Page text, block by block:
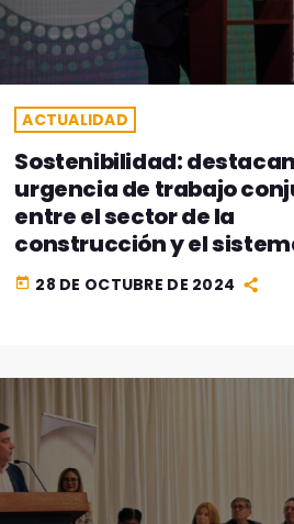
ACTUALIDAD
Sostenibilidad:
urgencia de trabajo
entre el sector de la
construcción y el
financiero
today 28 DE OCTUBRE DE 2024